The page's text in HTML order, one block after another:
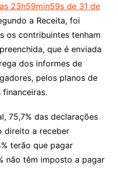
23h59min59s de 31 de
a Receita, foi
os contribuintes tenham
que é enviada
dos informes de
pelos planos de
75,7% das declarações
direito a receber
terão que pagar
não têm imposto a pagar